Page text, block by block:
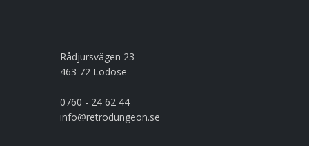
Rådjursvägen 23
463 72 Lödöse
0760 - 24 62 44
info@retrodungeon.se